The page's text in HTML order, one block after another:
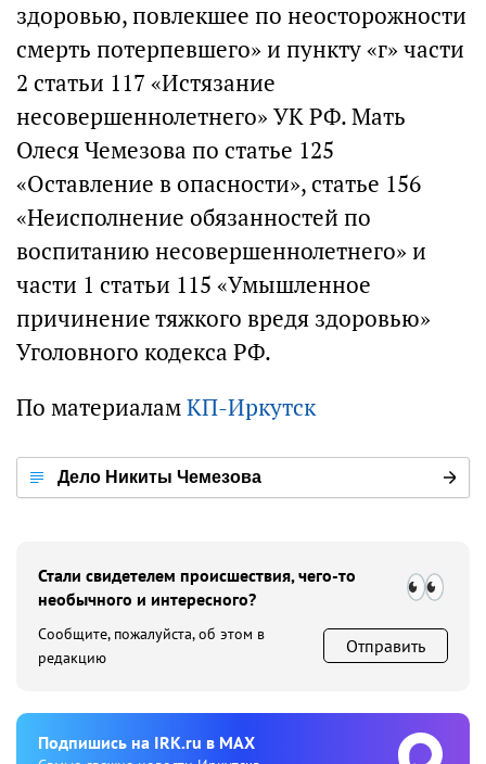
здоровью, повлекшее по неосторожности
смерть потерпевшего» и пункту «г» части
2 статьи 117 «Истязание
несовершеннолетнего» УК РФ. Мать
Олеся Чемезова по статье 125
«Оставление в опасности», статье 156
«Неисполнение обязанностей по
воспитанию несовершеннолетнего» и
части 1 статьи 115 «Умышленное
причинение тяжкого вредя здоровью»
Уголовного кодекса РФ.
По материаламКП-Иркутск
Дело Никиты Чемезова
Стали свидетелем происшествия, чего-то
необычного и интересного?
Сообщите, пожалуйста, об этом в
редакцию
Отправить
Подпишиcь на IRK.ru в MAX